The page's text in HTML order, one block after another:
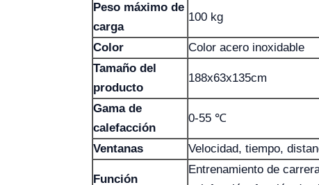
Peso máximo de
carga
100 kg
Color
Color acero inoxidable
Tamaño del
producto
188x63x135cm
Gama de
calefacción
0-55 ℃
Ventanas Velocidad, tiempo,
Función
Entrenamiento de